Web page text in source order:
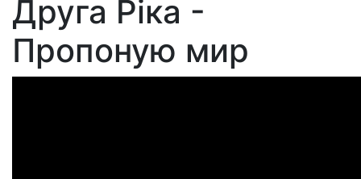
Друга Ріка -
Пропоную мир